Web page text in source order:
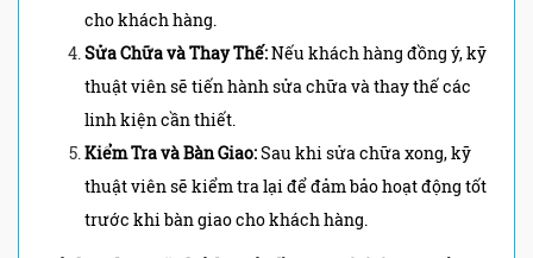
cho khách hàng.
Sửa Chữa và Thay Thế:Nếu khách hàng đồng ý, kỹ
thuật viên sẽ tiến hành sửa chữa và thay thế các
linh kiện cần thiết.
Kiểm Tra và Bàn Giao:Sau khi sửa chữa xong, kỹ
thuật viên sẽ kiểm tra lại để đảm bảo hoạt động tốt
trước khi bàn giao cho khách hàng.